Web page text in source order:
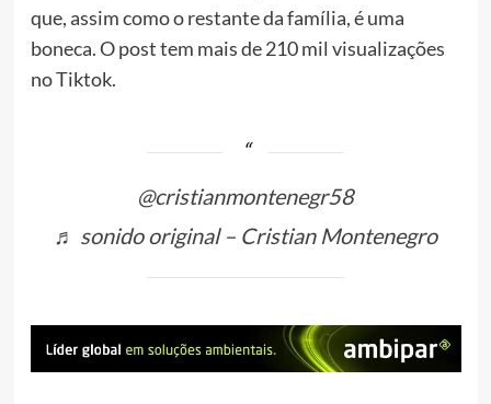
que, assim como o restante da família, é uma
boneca. O post tem mais de 210 mil visualizações
no Tiktok.
@cristianmontenegr58
♬ sonido original – Cristian Montenegro